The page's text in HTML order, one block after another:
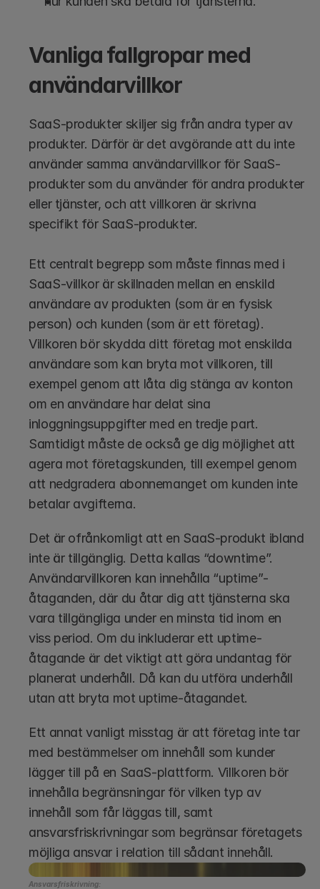
Vanliga fallgropar med
användarvillkor
SaaS-produkter skiljer sig från andra typer av
produkter. Därför är det avgörande att du inte
använder samma användarvillkor för SaaS-
produkter som du använder för andra produkter
eller tjänster, och att villkoren är skrivna
specifikt för SaaS-produkter.
Ett centralt begrepp som måste finnas med i
SaaS-villkor är skillnaden mellan en enskild
användare av produkten (som är en fysisk
person) och kunden (som är ett företag).
Villkoren bör skydda ditt företag mot enskilda
användare som kan bryta mot villkoren, till
exempel genom att låta dig stänga av konton
om en användare har delat sina
inloggningsuppgifter med en tredje part.
Samtidigt måste de också ge dig möjlighet att
agera mot företagskunden, till exempel genom
att nedgradera abonnemanget om kunden inte
betalar avgifterna.
Det är ofrånkomligt att en SaaS-produkt ibland
inte är tillgänglig. Detta kallas “downtime”.
Användarvillkoren kan innehålla “uptime”-
åtaganden, där du åtar dig att tjänsterna ska
vara tillgängliga under en minsta tid inom en
viss period. Om du inkluderar ett uptime-
åtagande är det viktigt att göra undantag för
planerat underhåll. Då kan du utföra underhåll
utan att bryta mot uptime-åtagandet.
Ett annat vanligt misstag är att företag inte tar
med bestämmelser om innehåll som kunder
lägger till på en SaaS-plattform. Villkoren bör
innehålla begränsningar för vilken typ av
innehåll som får läggas till, samt
ansvarsfriskrivningar som begränsar företagets
möjliga ansvar i relation till sådant innehåll.
Ansvarsfriskrivning: